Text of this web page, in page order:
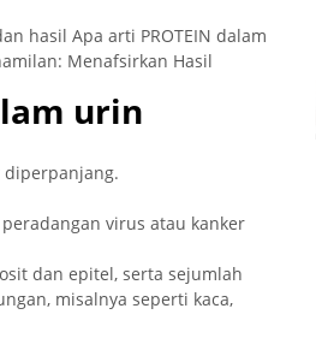
hasil Apa arti PROTEIN dalam
Menafsirkan Hasil
urin
diperpanjang.
virus atau kanker
dan epitel, serta sejumlah
misalnya seperti kaca,